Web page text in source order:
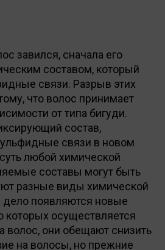
завился, сначала его
составом, который
связи. Разрыв этих
что волос принимает
от типа бигуди.
состав,
связи в новом
любой химической
составы могут быть
разные виды химической
дело появляются новые
осуществляется
волос, они обещают снизить
на волосы, но прежние